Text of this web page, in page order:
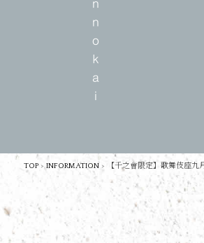
TOP>INFORMATION> 【千之會限定】歌舞伎座